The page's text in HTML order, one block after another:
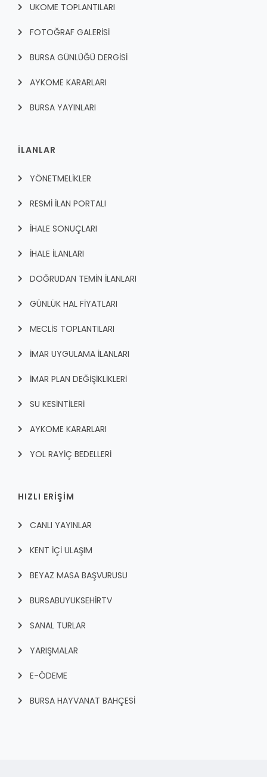
UKOME TOPLANTILARI
FOTOĞRAF GALERİSİ
BURSA GÜNLÜĞÜ DERGİSİ
AYKOME KARARLARI
BURSA YAYINLARI
İLANLAR
YÖNETMELİKLER
RESMİ İLAN PORTALI
İHALE SONUÇLARI
İHALE İLANLARI
DOĞRUDAN TEMİN İLANLARI
GÜNLÜK HAL FİYATLARI
MECLİS TOPLANTILARI
İMAR UYGULAMA İLANLARI
İMAR PLAN DEĞİŞİKLİKLERİ
SU KESİNTİLERİ
AYKOME KARARLARI
YOL RAYİÇ BEDELLERİ
HIZLI ERİŞİM
CANLI YAYINLAR
KENT İÇI ULAŞIM
BEYAZ MASA BAŞVURUSU
BURSABUYUKSEHIRTV
SANAL TURLAR
YARIŞMALAR
E-ÖDEME
BURSA HAYVANAT BAHÇESİ